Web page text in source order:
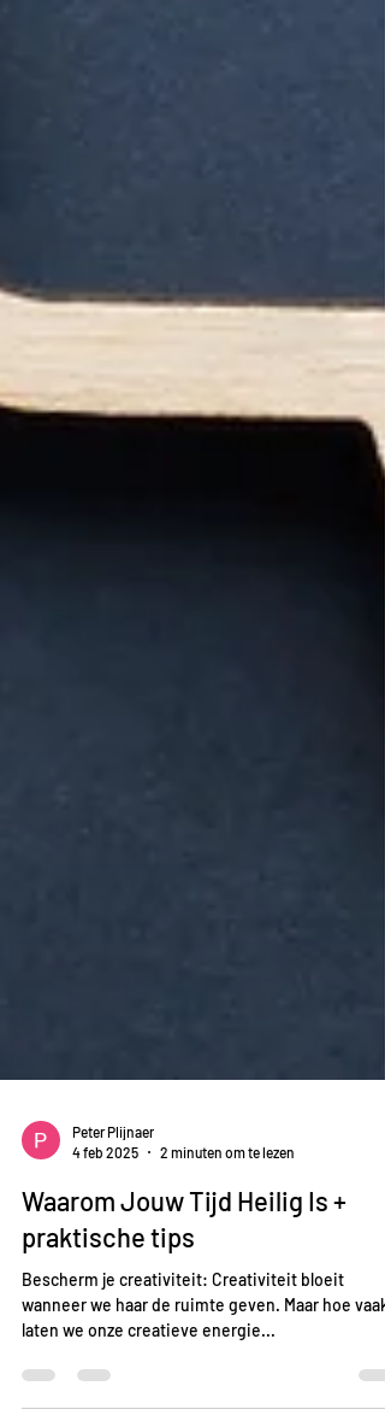
Waarom Jouw Tijd Heilig Is +
praktische tips
Bescherm je creativiteit: Creativiteit bloeit
wanneer we haar de ruimte geven. Maar hoe vaak
laten we onze creatieve energie...